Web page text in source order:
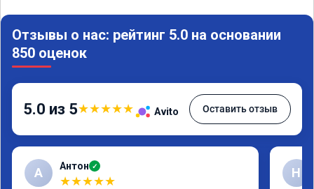
Отзывы о нас: рейтинг 5.0 на основании
850 оценок
5.0 из 5★★★★★ Avito Оставить отзыв
А Антон ✓
★★★★★
Н